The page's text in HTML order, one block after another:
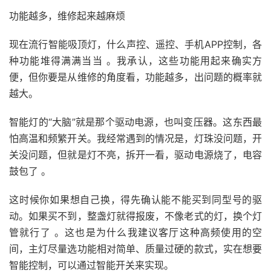
功能越多，维修起来越麻烦
现在流行智能吸顶灯，什么声控、遥控、手机APP控制，各
种功能堆得满满当当 。我承认，这些功能用起来确实方
便，但你要是从维修的角度看，功能越多，出问题的概率就
越大。
智能灯的“大脑”就是那个驱动电源，也叫变压器。这东西最
怕高温和频繁开关。我经常遇到的情况是，灯珠没问题，开
关没问题，但就是灯不亮，拆开一看，驱动电源烧了，电容
鼓包了 。
这时候你如果想自己换，得先确认能不能买到同型号的驱
动。如果买不到，整盏灯就得报废，不像老式的灯，换个灯
管就行了 。这也是为什么我建议客厅这种高频使用的空
间，主灯尽量选功能相对简单、质量过硬的款式，实在想要
智能控制，可以通过智能开关来实现。